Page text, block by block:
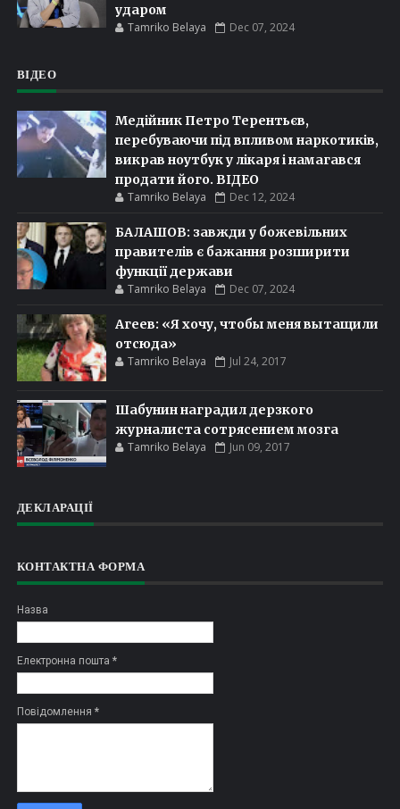
ударом
Tamriko Belaya Dec 07, 2024
ВІДЕО
Медійник Петро Терентьєв,
перебуваючи під впливом наркотиків,
викрав ноутбук у лікаря і намагався
продати його. ВІДЕО
Tamriko Belaya Dec 12, 2024
БАЛАШОВ: завжди у божевільних
правителів є бажання розширити
функції держави
Tamriko Belaya Dec 07, 2024
Агеев: «Я хочу, чтобы меня вытащили
отсюда»
Tamriko Belaya Jul 24, 2017
Шабунин наградил дерзкого
журналиста сотрясением мозга
Tamriko Belaya Jun 09, 2017
ДЕКЛАРАЦІЇ
КОНТАКТНА ФОРМА
Назва
Електронна пошта *
Повідомлення *